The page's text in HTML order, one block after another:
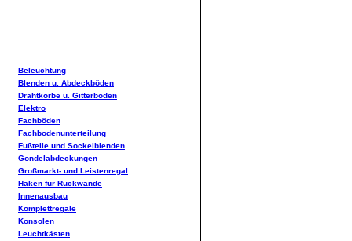
Beleuchtung
Blenden u. Abdeckböden
Drahtkörbe u. Gitterböden
Elektro
Fachböden
Fachbodenunterteilung
Fußteile und Sockelblenden
Gondelabdeckungen
Großmarkt- und Leistenregal
Haken für Rückwände
Innenausbau
Komplettregale
Konsolen
Leuchtkästen